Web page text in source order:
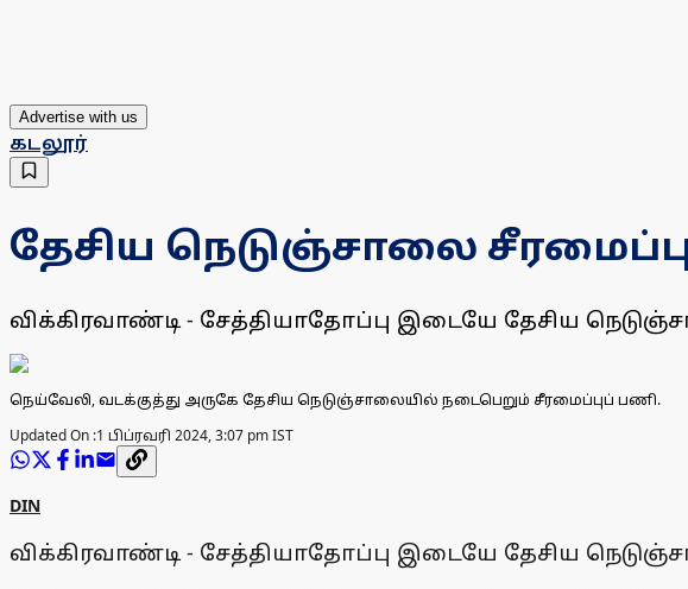
Advertise with us
கடலூர்
தேசிய நெடுஞ்சாலை
விக்கிரவாண்டி - சேத்தியாதோப்பு இடையே தேசிய
நெய்வேலி, வடக்குத்து அருகே தேசிய நெடுஞ்சாலையில் நடைபெறும் சீரமைப்புப் பணி.
Updated On :1 பிப்ரவரி 2024, 3:07 pm IST
DIN
விக்கிரவாண்டி - சேத்தியாதோப்பு இடையே தேசிய